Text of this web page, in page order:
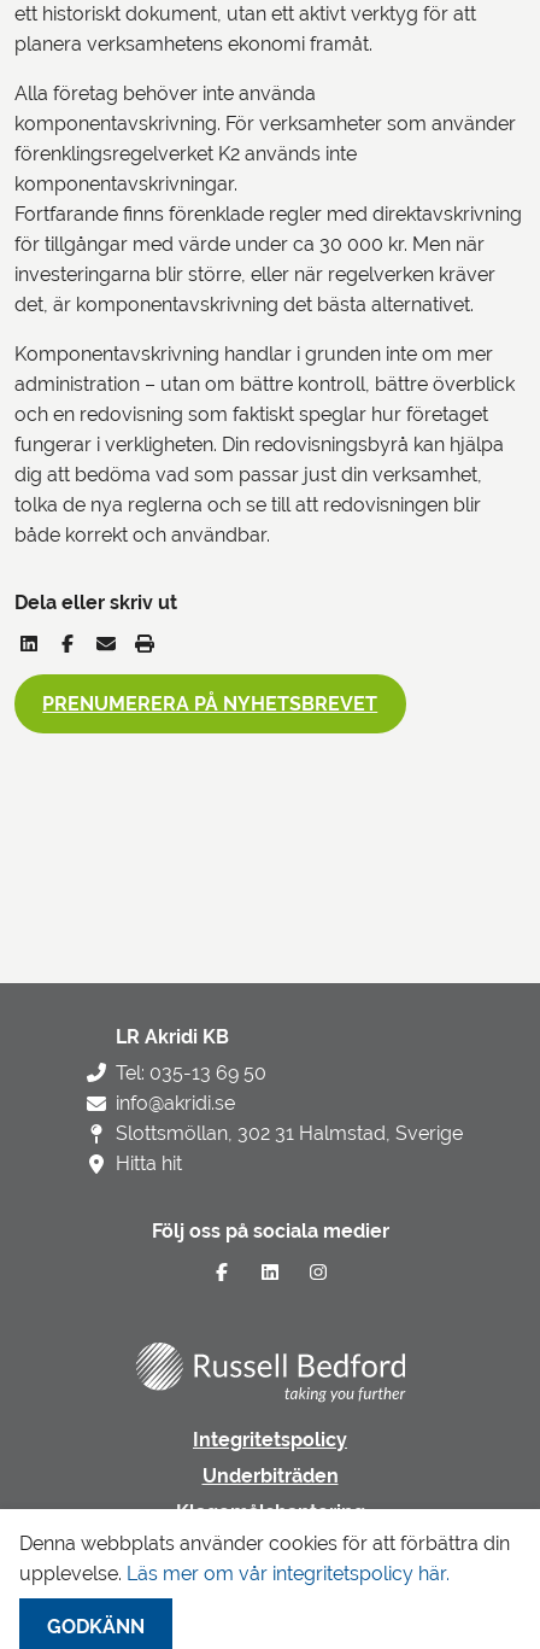
ett historiskt dokument, utan ett aktivt verktyg för att
planera verksamhetens ekonomi framåt.
Alla företag behöver inte använda
komponentavskrivning. För verksamheter som använder
förenklingsregelverket K2 används inte
komponentavskrivningar.
Fortfarande finns förenklade regler med direktavskrivning
för tillgångar med värde under ca 30 000 kr. Men när
investeringarna blir större, eller när regelverken kräver
det, är komponentavskrivning det bästa alternativet.
Komponentavskrivning handlar i grunden inte om mer
administration – utan om bättre kontroll, bättre överblick
och en redovisning som faktiskt speglar hur företaget
fungerar i verkligheten. Din redovisningsbyrå kan hjälpa
dig att bedöma vad som passar just din verksamhet,
tolka de nya reglerna och se till att redovisningen blir
både korrekt och användbar.
Dela eller skriv ut
PRENUMERERA PÅ NYHETSBREVET
LR Akridi KB
Tel: 035-13 69 50
info@akridi.se
Slottsmöllan, 302 31 Halmstad, Sverige
Hitta hit
Följ oss på sociala medier
Integritetspolicy
Underbiträden
Klagomålshantering
Gå till LR Revision & Redovisning
Denna webbplats använder cookies för att förbättra din
upplevelse.
Läs mer om vår integritetspolicy här.
GODKÄNN